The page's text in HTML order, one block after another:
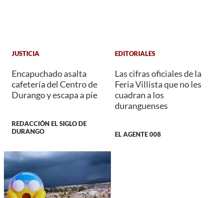
JUSTICIA
Encapuchado asalta
cafetería del Centro de
Durango y escapa a pie
REDACCIÓN EL SIGLO DE
DURANGO
EDITORIALES
Las cifras oficiales de la
Feria Villista que no les
cuadran a los
duranguenses
EL AGENTE 008